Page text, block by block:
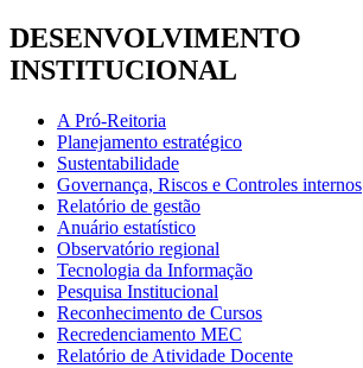
DESENVOLVIMENTO
INSTITUCIONAL
A Pró-Reitoria
Planejamento estratégico
Sustentabilidade
Governança, Riscos e Controles internos
Relatório de gestão
Anuário estatístico
Observatório regional
Tecnologia da Informação
Pesquisa Institucional
Reconhecimento de Cursos
Recredenciamento MEC
Relatório de Atividade Docente